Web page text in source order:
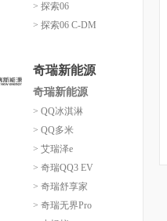
> 探索06
> 探索06 C-DM
奇瑞新能源
奇瑞新能源
> QQ冰淇淋
> QQ多米
> 艾瑞泽e
> 奇瑞QQ3 EV
> 奇瑞舒享家
> 奇瑞无界Pro